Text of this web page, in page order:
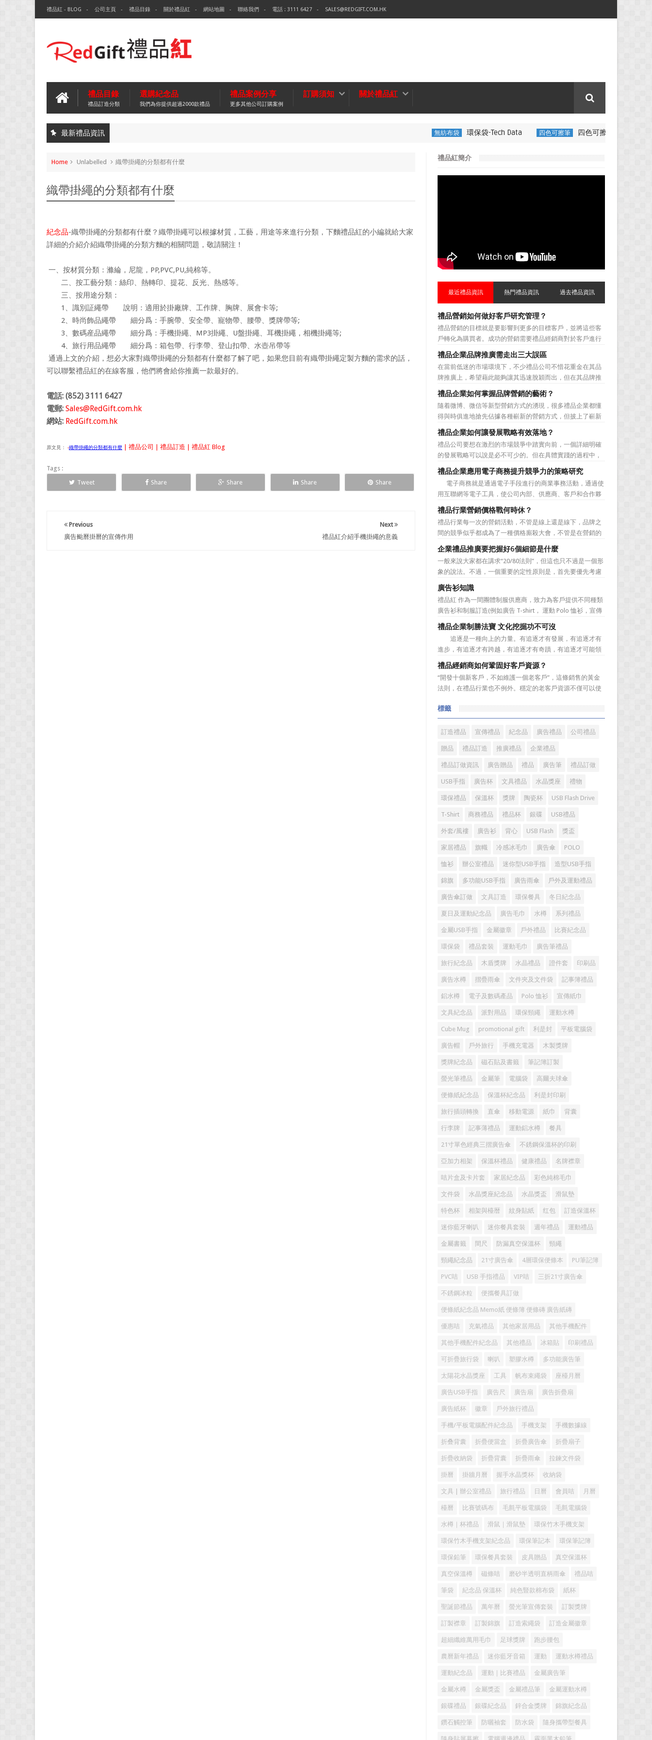
禮品紅 - BLOG 公司主頁 禮品目錄 關於禮品紅 網站地圖 聯絡我們 電話 : 3111 6427 SALES@REDGIFT.COM.HK
禮品目錄
禮品訂造分類
選購紀念品
我們為你提供超過2000款禮品
禮品案例分享
更多其他公司訂購案例
訂購須知 關於禮品紅
最新禮品資訊 環保袋-Tech Data 四色可擦筆 四色可擦筆-百通電纜
Home Unlabelled 織帶掛繩的分類都有什麼
織帶掛繩的分類都有什麼
紀念品-織帶掛繩的分類都有什麼？織帶掛繩可以根據材質，工藝，用途等來進行分類，下麵禮品紅的小編就給大家
詳細的介紹介紹織帶掛繩的分類方麵的相關問題，敬請關注！
一、按材質分類：滌綸，尼龍，PP,PVC,PU,純棉等。
二、按工藝分類：絲印、熱轉印、提花、反光、熱感等。
三、按用途分類：
1、識別証繩帶 說明：適用於掛廠牌、工作牌、胸牌、展會卡等;
2、時尚飾品繩帶 細分爲：手腕帶、安全帶、寵物帶、腰帶、獎牌帶等;
3、數碼産品繩帶 細分爲：手機掛繩、MP3掛繩、U盤掛繩、耳機掛繩，相機掛繩等;
4、旅行用品繩帶 細分爲：箱包帶、行李帶、登山扣帶、水壺吊帶等
通過上文的介紹，想必大家對織帶掛繩的分類都有什麼都了解了吧，如果您目前有織帶掛繩定製方麵的需求的話，
可以聯繫禮品紅的在線客服，他們將會給你推薦一款最好的。
電話: (852) 3111 6427
電郵: Sales@RedGift.com.hk
網站: RedGift.com.hk
原文見： -織帶掛繩的分類都有什麼 | 禮品公司 | 禮品訂造 | 禮品紅 Blog
Tags :
Tweet
Share Share Share Share
Next
禮品紅介紹手機掛繩的意義
Previous
廣告颱曆掛曆的宣傳作用
禮品紅簡介
最近禮品資訊 熱門禮品資訊 過去禮品資訊
禮品營銷如何做好客戶研究管理？
禮品營銷的目標就是要影響到更多的目標客戶，並將這些客
戶轉化為購買者。成功的營銷需要禮品經銷商對於客戶進行
相應的分類，了解不同類型客戶的貢獻度，從而有的放矢的
制定相應的營銷對策，而這需要對於客戶研究方面更多地投
入，這不僅是銷售環節的事，也需要營銷管理策略的整體支
持。具體來說，有以下...
禮品企業品牌推廣需走出三大誤區
在當前低迷的市場環境下，不少禮品公司不惜花重金在其品
牌推廣上，希望藉此能夠讓其迅速脫穎而出，但在其品牌推
廣的營銷管理思路上，也有許多禮品企業走入了幾大誤區而
無法自拔，這其中，最為常見的誤區有： 誤區一：不清
楚品牌到底在表達什麼 很多禮品企業在推廣品牌之前，
不知道到...
禮品企業如何掌握品牌營銷的藝術？
隨着微博、微信等新型營銷方式的湧現，很多禮品企業都懂
得與時俱進地搶先佔據各種嶄新的營銷方式，但披上了嶄新
的營銷軀殼，卻沒有掌握營銷的靈魂。要知道，營銷真正的
價值不是將品牌鋪設到消費者眼前，而是將品牌印到消費者
心裡 與消費者的心理距離的拉近，並不是一朝一夕的事
情，需要做好持...
禮品企業如何讓發展戰略有效落地？
禮品公司要想在激烈的市場競爭中踏實向前，一個詳細明確
的發展戰略可以說是必不可少的。但在具體實踐的過程中，
如何將其貫徹執行也是一大難處。究其原因，一則是計劃不
如變化快，真的按戰略規划去做可能會帶來風險。二則是新
戰略往往與老闆的成功經驗不完全一致，原有路徑的依賴又
令人感到不執行戰略日...
禮品企業應用電子商務提升競爭力的策略研究
電子商務就是通過電子手段進行的商業事務活動，通過使
用互聯網等電子工具，使公司內部、供應商、客戶和合作夥
伴之間，利用電子業務共享信息，實現企業間業務流程的電
子化，配合企業內部的電子化生產管理系統，提高企業的生
產、庫存、流通和資金等各個環節的效率。它具有結構性、
動態性、社...
禮品行業營銷價格戰何時休？
禮品行業每一次的營銷活動，不管是線上還是線下，品牌之
間的競爭似乎都成為了一種價格廝殺大會，不管是在營銷的
主題推廣之中、產品的介紹之中還是旗艦店的推廣之中，“年
度最低”、“全網最低”等字眼標牌出處皆是。禮品公司都將消
費者的目光鎖定在了價格之上。禮品行業的營銷價格戰究竟
何時可以休止？...
企業禮品推廣要把握好6個細節是什麼
一般來說大家都在講求“20/80法則”，但這也只不過是一個形
象的說法。不過，一個重要的定性原則是，首先要優先考慮
縣級渠道成員，而後再兼顧地市級經銷商，最好是把二者的
積極性都調動起來。在這些禮品發放的過程中，在時間和時
機交錯上也要給與較多地考慮。從目前潤滑油產品推廣的常
見形式來看，...
廣告衫知識
禮品紅 作為一間團體制服供應商，致力為客戶提供不同種類
廣告衫和制服訂造(例如廣告 T-shirt， 運動 Polo 恤衫，宣傳
背心，風褸外套禮品，訂造球衣等)，從公司員工制服，到不
同宣傳活動用的制服。禮品紅都可以為客戶度身...
禮品企業制勝法寶 文化挖掘功不可沒
追逐是一種向上的力量。有追逐才有發展，有追逐才有
進步，有追逐才有跨越，有追逐才有奇蹟，有追逐才可能領
跑行業。在無數個春華秋實的歲月輪迴中，禮品這個年輕而
充滿朝氣的行業，沉澱了一批又一批的優秀企業，成就了一
批又一批的優秀企業家，他們因為不斷追逐而表現出的那份
精神和氣質不斷提升着...
禮品經銷商如何鞏固好客戶資源？
“開發十個新客戶，不如維護一個老客戶”，這條銷售的黃金
法則，在禮品行業也不例外。穩定的老客戶資源不僅可以使
方式。成功的經銷商是從保持並鞏固現有顧客的基礎上不斷
增加新顧客，這樣才能使銷售額越來越多，銷售業績越來越
好，老客戶的數量當...
標籤
訂造禮品 宣傳禮品 紀念品 廣告禮品 公司禮品
贈品 禮品訂造 推廣禮品 企業禮品
禮品訂做資訊 廣告贈品 禮品 廣告筆 禮品訂做
USB手指 廣告杯 文具禮品 水晶獎座 禮物
環保禮品 保溫杯 獎牌 陶瓷杯 USB Flash Drive
T-Shirt 商務禮品 禮品杯 銀碟 USB禮品
外套/風褸 廣告衫 背心 USB Flash 獎盃
家居禮品 旗幟 冷感冰毛巾 廣告傘 POLO
恤衫 辦公室禮品 迷你型USB手指 造型USB手指
錦旗 多功能USB手指 廣告雨傘 戶外及運動禮品
廣告傘訂做 文具訂造 環保餐具 冬日紀念品
夏日及運動紀念品 廣告毛巾 水樽 系列禮品
金屬USB手指 金屬徽章 戶外禮品 比賽紀念品
環保袋 禮品套裝 運動毛巾 廣告筆禮品
旅行紀念品 木盾獎牌 水晶禮品 證件套 印刷品
廣告水樽 摺疊雨傘 文件夾及文件袋 記事簿禮品
鋁水樽 電子及數碼產品 Polo 恤衫 宣傳紙巾
文具紀念品 派對用品 環保頸繩 運動水樽
Cube Mug promotional gift 利是封 平板電腦袋
廣告帽 戶外旅行 手機充電器 木製獎牌
獎牌紀念品 磁石貼及書籤 筆記簿訂製
螢光筆禮品 金屬筆 電腦袋 高爾夫球傘
便條紙紀念品 保溫杯紀念品 利是封印刷
旅行插頭轉換 直傘 移動電源 紙巾 背囊
行李牌 記事薄禮品 運動鋁水樽 餐具
21寸單色經典三摺廣告傘 不銹鋼保溫杯的印刷
亞加力相架 保溫杯禮品 健康禮品 名牌襟章
咭片盒及卡片套 家居紀念品 彩色純棉毛巾
文件袋 水晶獎座紀念品 水晶獎盃 滑鼠墊
特色杯 相架與檯暦 紋身貼紙 红包 訂造保溫杯
迷你藍牙喇叭 迷你餐具套裝 週年禮品 運動禮品
金屬書籤 間尺 防漏真空保溫杯 頸繩
頸繩紀念品 21寸廣告傘 4層環保便條本 PU筆記簿
PVC咭 USB 手指禮品 VIP咭 三折21寸廣告傘
不銹鋼冰粒 便攜餐具訂做
便條紙紀念品 Memo紙 便條簿 便條磚 廣告紙磚
優惠咭 充氣禮品 其他家居用品 其他手機配件
其他手機配件紀念品 其他禮品 冰箱貼 印刷禮品
可折疊旅行袋 喇叭 塑膠水樽 多功能廣告筆
太陽花水晶獎座 工具 帆布束繩袋 座檯月曆
廣告USB手指 廣告尺 廣告扇 廣告折疊扇
廣告紙杯 徽章 戶外旅行禮品
手機/平板電腦配件紀念品 手機支架 手機數據線
折叠背囊 折疊便當盒 折疊廣告傘 折疊扇子
折疊收納袋 折疊背囊 折疊雨傘 拉鍊文件袋
掛曆 掛牆月曆 握手水晶獎杯 收納袋
文具 | 辦公室禮品 旅行禮品 日曆 會員咭 月曆
檯曆 比賽號碼布 毛氈平板電腦袋 毛氈電腦袋
水樽｜杯禮品 滑鼠｜滑鼠墊 環保竹木手機支架
環保竹木手機支架紀念品 環保筆記本 環保筆記簿
環保鉛筆 環保餐具套裝 皮具贈品 真空保溫杯
真空保溫樽 磁條咭 磨砂半透明直柄雨傘 禮品咭
筆袋 紀念品 保溫杯 純色豎款棉布袋 紙杯
聖誕節禮品 萬年曆 螢光筆宣傳套裝 訂製獎牌
訂製襟章 訂製錦旗 訂造索繩袋 訂造金屬徽章
超細纖維萬用毛巾 足球獎牌 跑步腰包
農曆新年禮品 迷你藍牙音箱 運動 運動水樽禮品
運動紀念品 運動｜比賽禮品 金屬廣告筆
金屬水樽 金屬獎盃 金屬禮品筆 金屬運動水樽
銀碟禮品 銀碟紀念品 鋅合金獎牌 錦旗紀念品
鑽石觸控筆 防曬袖套 防水袋 隨身攜帶型餐具